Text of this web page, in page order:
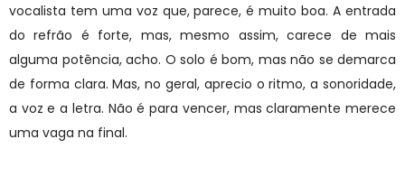
vocalista tem uma voz que, parece, é muito boa. A entrada
do refrão é forte, mas, mesmo assim, carece de mais
alguma potência, acho. O solo é bom, mas não se demarca
de forma clara. Mas, no geral, aprecio o ritmo, a sonoridade,
a voz e a letra. Não é para vencer, mas claramente merece
uma vaga na final.